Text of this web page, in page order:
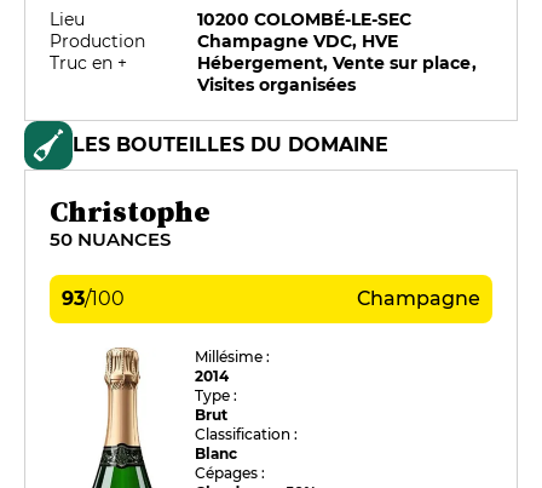
Lieu
10200 COLOMBÉ-LE-SEC
Production
Champagne VDC, HVE
Truc en +
Hébergement, Vente sur place,
Visites organisées
LES BOUTEILLES DU DOMAINE
Christophe
50 NUANCES
93/100 Champagne
Millésime :
2014
Type :
Brut
Classification :
Blanc
Cépages :